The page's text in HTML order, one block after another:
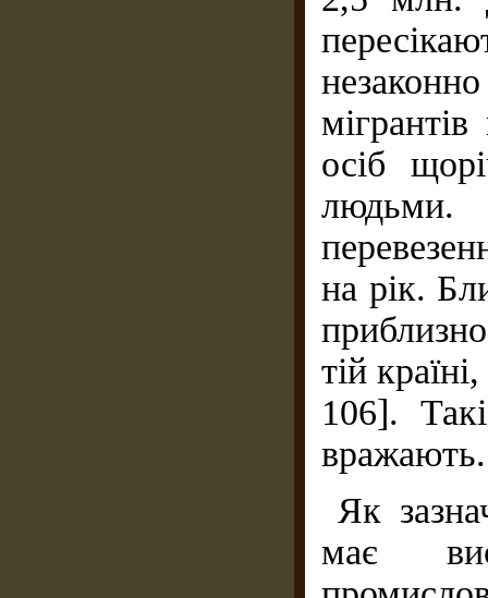
осіб
людьми.
на рік.
тій
106].
вражають.
Як
має